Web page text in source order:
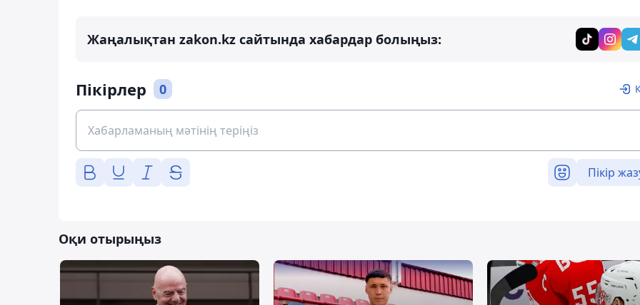
Жаңалықтан zakon.kz сайтында хабардар болыңыз:
Пікірлер 0
Пікір
Оқи отырыңыз